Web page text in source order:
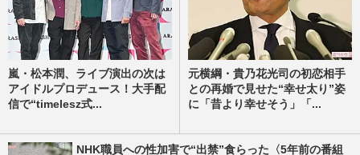
嵐・松本潤、ライブ演出の次は
アイドルプロデュース！大手配
信で“timelesz式...
元横綱・貴乃花光司の初恋相手
との再婚で見せた“幸せ太り”姿
に「昔より幸せそう」「...
NHK職員への性加害で“出禁”食らった〈5年前の番組